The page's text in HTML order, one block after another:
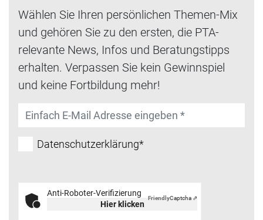
Wählen Sie Ihren persönlichen Themen-Mix
und gehören Sie zu den ersten, die PTA-
relevante News, Infos und Beratungstipps
erhalten. Verpassen Sie kein Gewinnspiel
und keine Fortbildung mehr!
Datenschutzerklärung*
Anti-Roboter-Verifizierung
Hier klicken
FriendlyCaptcha ⇗